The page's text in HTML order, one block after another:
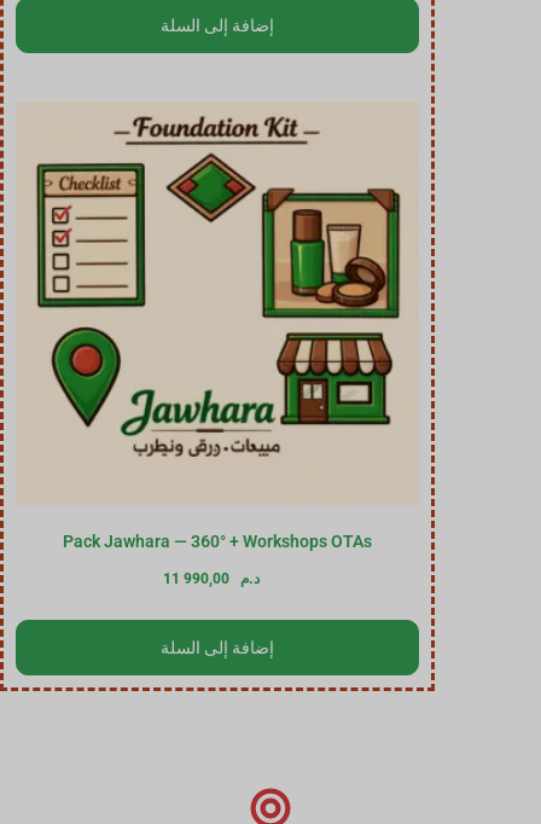
إضافة إلى السلة
Pack Jawhara — 360° + Workshops OTAs
11 990,00 د.م
إضافة إلى السلة